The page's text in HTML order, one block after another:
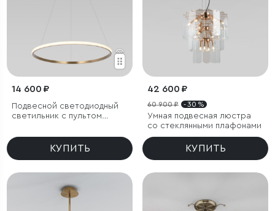
14 600 ₽
Подвесной светодиодный
светильник с пультом
КУПИТЬ
42 600 ₽
60 900 ₽ - 30 %
Умная подвесная люстра
со стеклянными плафонами
КУПИТЬ